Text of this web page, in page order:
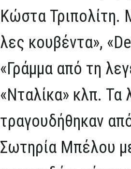
Κώστα
λες κουβέντα»,
«Γράμμα από τη
«Νταλίκα» κλπ. Τα
τραγουδήθηκαν
Σωτηρία Μπέλου